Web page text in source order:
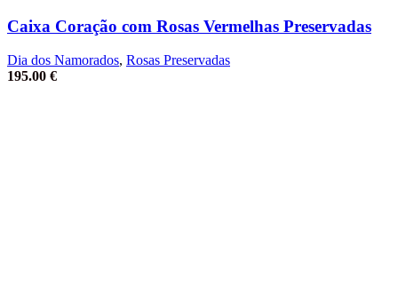
Caixa Coração com Rosas Vermelhas Preservadas
Dia dos Namorados, Rosas Preservadas
195.00 €